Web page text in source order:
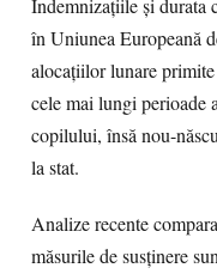
Indemnizaţiile şi durata
în Uniunea Europeană
alocaţiilor lunare
cele mai lungi perioade
copilului, însă nou-
la stat.
Analize recente
măsurile de susţinere